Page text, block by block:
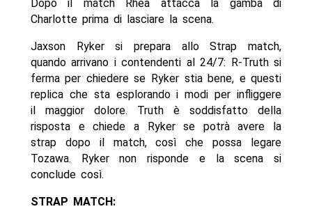
Dopo il match Rhea attacca la gamba di
Charlotte prima di lasciare la scena.
Jaxson Ryker si prepara allo Strap match,
quando arrivano i contendenti al 24/7: R-Truth si
ferma per chiedere se Ryker stia bene, e questi
replica che sta esplorando i modi per infliggere
il maggior dolore. Truth è soddisfatto della
risposta e chiede a Ryker se potrà avere la
strap dopo il match, così che possa legare
Tozawa. Ryker non risponde e la scena si
conclude così.
STRAP MATCH: